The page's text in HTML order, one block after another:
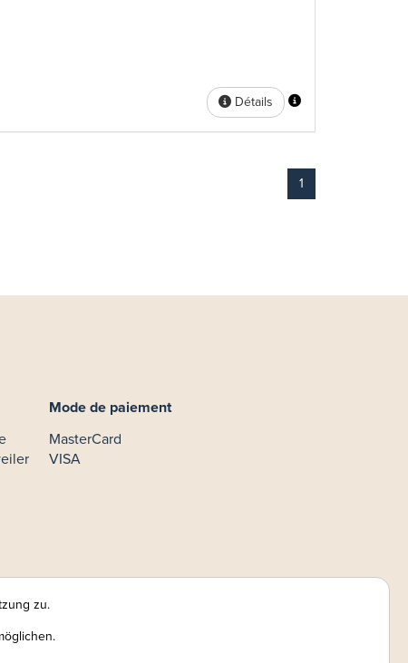
Détails
1
Mode de paiement
MasterCard
VISA
zu.